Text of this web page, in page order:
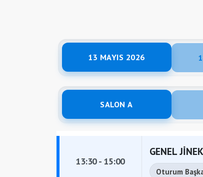
13 MAYIS 2026
SALON A
13:30 - 15:00
GENEL
Oturum